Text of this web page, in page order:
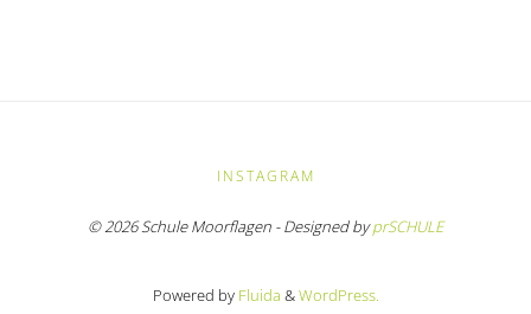
INSTAGRAM
© 2026 Schule Moorflagen - Designed byprSCHULE
Powered byFluida &WordPress.